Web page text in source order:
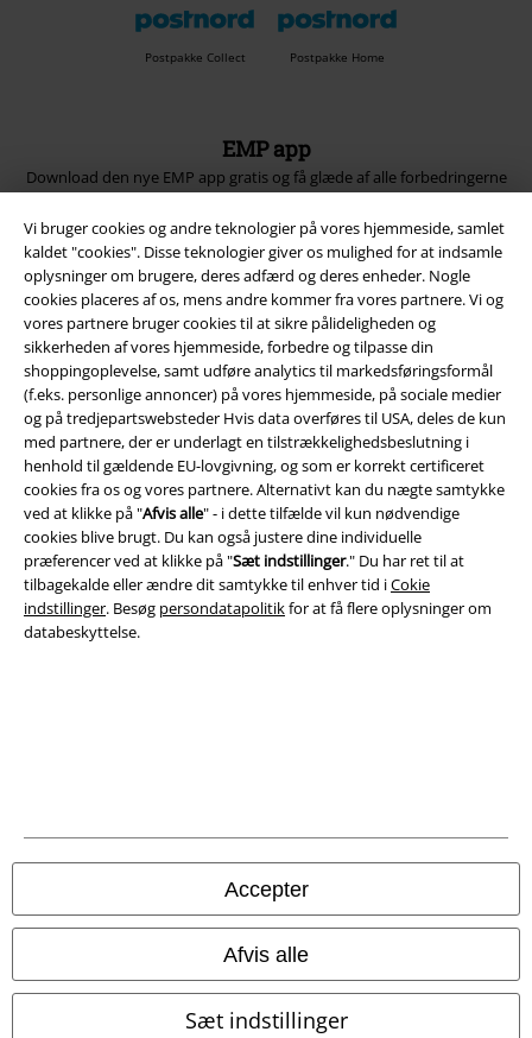
Vi bruger cookies og andre teknologier på vores hjemmeside, samlet
kaldet "cookies". Disse teknologier giver os mulighed for at indsamle
oplysninger om brugere, deres adfærd og deres enheder. Nogle
cookies placeres af os, mens andre kommer fra vores partnere. Vi og
vores partnere bruger cookies til at sikre pålideligheden og
sikkerheden af ​​vores hjemmeside, forbedre og tilpasse din
shoppingoplevelse, samt udføre analytics til markedsføringsformål
(f.eks. personlige annoncer) på vores hjemmeside, på sociale medier
og på tredjepartswebsteder Hvis data overføres til USA, deles de kun
med partnere, der er underlagt en tilstrækkelighedsbeslutning i
henhold til gældende EU-lovgivning, og som er korrekt certificeret
cookies fra os og vores partnere. Alternativt kan du nægte samtykke
ved at klikke på "Afvis alle" - i dette tilfælde vil kun nødvendige
cookies blive brugt. Du kan også justere dine individuelle
præferencer ved at klikke på "Sæt indstillinger." Du har ret til at
tilbagekalde eller ændre dit samtykke til enhver tid iCokie
indstillinger. Besøg persondatapolitikfor at få flere oplysninger om
databeskyttelse.
Accepter
Afvis alle
Sæt indstillinger
Postpakke Collect Postpakke Home
EMP app
Download den nye EMP app gratis og få glæde af alle forbedringerne
A Warner Music Group Company
Persondatapolitik
Bortskaffelse af affald og miljøbeskyttelse
Overensstemmelseserklæring